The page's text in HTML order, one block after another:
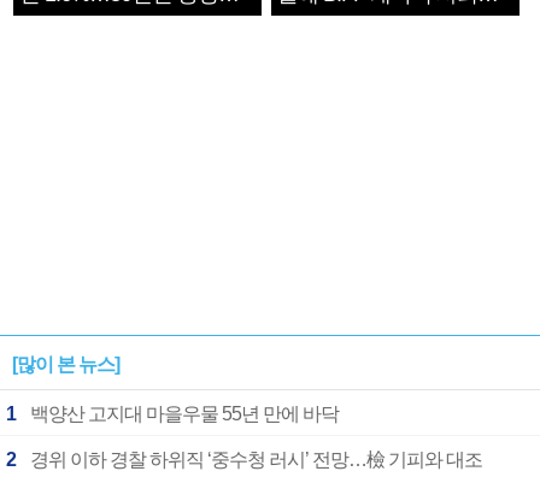
1182개팀 전수조사
확정
[많이 본 뉴스]
1 백양산 고지대 마을우물 55년 만에 바닥
2 경위 이하 경찰 하위직 ‘중수청 러시’ 전망…檢 기피와 대조